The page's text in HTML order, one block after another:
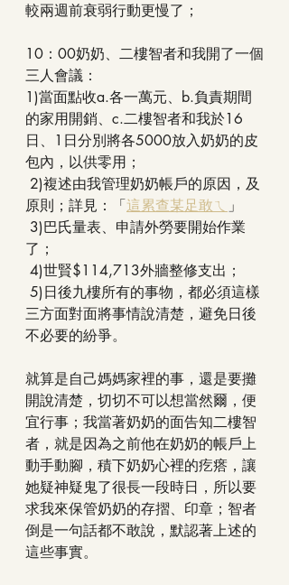
較兩週前衰弱行動更慢了；
10：00奶奶、二樓智者和我開了一個
三人會議：
1)當面點收a.各一萬元、b.負責期間
的家用開銷、c.二樓智者和我於16
日、1日分別將各5000放入奶奶的皮
包內，以供零用；
原則；詳見：「這累查某足敢ㄟ 」
了；
4)世賢$114,713外牆整修支出；
三方面對面將事情說清楚，避免日後
不必要的紛爭。
就算是自己媽媽家裡的事，還是要攤
開說清楚，切切不可以想當然爾，便
宜行事；我當著奶奶的面告知二樓智
者，就是因為之前他在奶奶的帳戶上
動手動腳，積下奶奶心裡的疙瘩，讓
她疑神疑鬼了很長一段時日，所以要
求我來保管奶奶的存摺、印章；智者
倒是一句話都不敢說，默認著上述的
這些事實。